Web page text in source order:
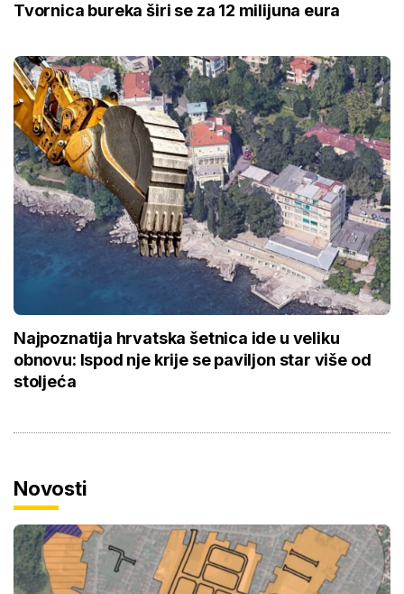
Tvornica bureka širi se za 12 milijuna eura
Najpoznatija hrvatska šetnica ide u veliku
obnovu: Ispod nje krije se paviljon star više od
stoljeća
Novosti